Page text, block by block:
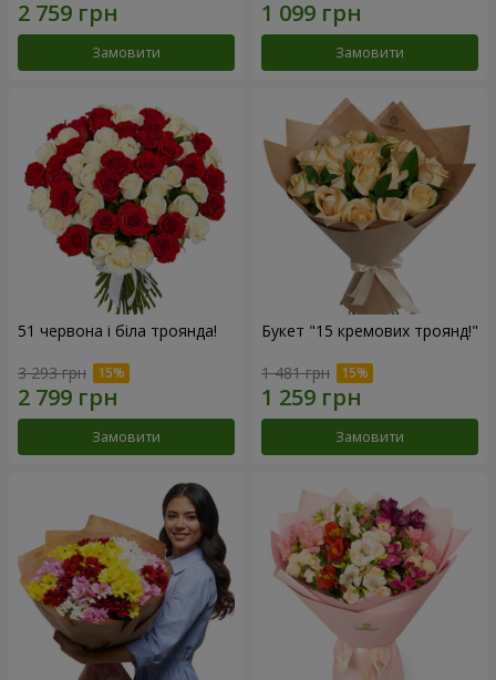
Замовити Замовити
51 червона і біла троянда!
3 293 грн
Замовити
Букет "15 кремових троянд!"
1 481 грн
Замовити